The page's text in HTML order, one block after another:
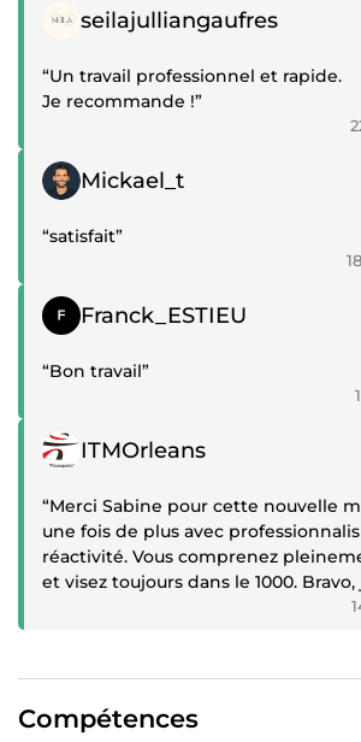
Témoignage positif
seilajulliangaufres
“Un travail professionnel et rapide.
Je recommande !”
Témoignage positif
Mickael_t
“satisfait”
Témoignage positif
Franck_ESTIEU
“Bon travail”
Témoignage positif
ITMOrleans
“Merci Sabine pour cette nouvelle
une fois de plus avec
réactivité. Vous comprenez
et visez toujours dans le 1000.
vers vous pour la suite le mois
Compétences